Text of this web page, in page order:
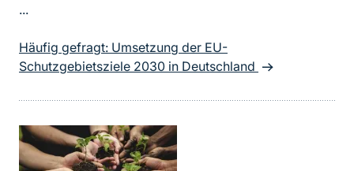
...
Häufig gefragt: Umsetzung der EU-
Schutzgebietsziele 2030 in Deutschland